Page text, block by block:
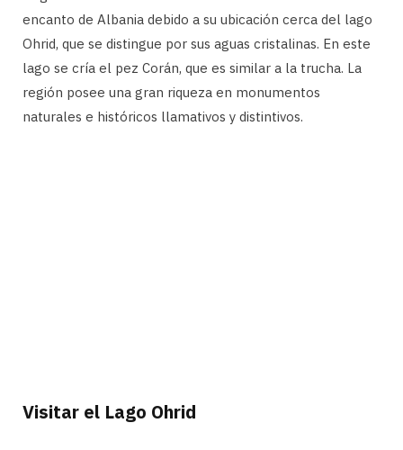
encanto de Albania debido a su ubicación cerca del lago
Ohrid, que se distingue por sus aguas cristalinas. En este
lago se cría el pez Corán, que es similar a la trucha. La
región posee una gran riqueza en monumentos
naturales e históricos llamativos y distintivos.
Visitar el Lago Ohrid